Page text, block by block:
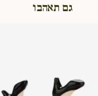
גם תאהבו